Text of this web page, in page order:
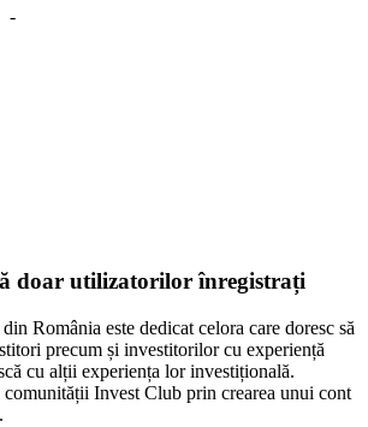
-
doar utilizatorilor înregistrați
România este dedicat celora care doresc să
precum și investitorilor cu experiență
cu alții experiența lor investițională.
comunității Invest Club prin crearea unui cont